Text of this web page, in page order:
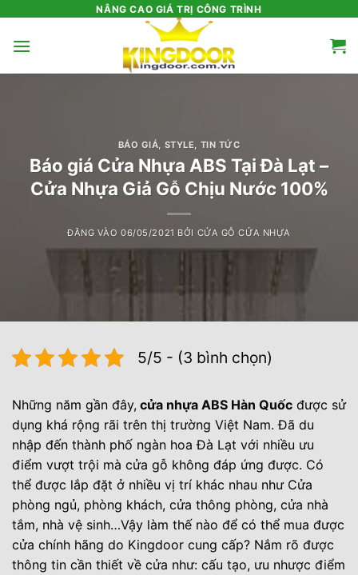
nội
NÂNG CAO GIÁ TRỊ CÔNG TRÌNH
BÁO GIÁ STYLE TIN TỨC
Báo giá Cửa Nhựa ABS Tại Đà Lạt –
Cửa Nhựa Giả Gỗ Chịu Nước 100%
ĐĂNG VÀO06/05/2021 BỞI CỬA GỖ CỬA NHỰA
5/5 - (3 bình chọn)
Những năm gần đây, cửa nhựa ABS Hàn Quốc được sử
dụng khá rộng rãi trên thị trường Việt Nam. Đã du
nhập đến thành phố ngàn hoa Đà Lạt với nhiều ưu
điểm vượt trội mà cửa gỗ không đáp ứng được. Có
thể được lắp đặt ở nhiều vị trí khác nhau như Cửa
phòng ngủ, phòng khách, cửa thông phòng, cửa nhà
tắm, nhà vệ sinh…Vậy làm thế nào để có thể mua được
cửa chính hãng do Kingdoor cung cấp? Nắm rõ được
thông tin cần thiết về cửa như: cấu tạo, ưu nhược điểm